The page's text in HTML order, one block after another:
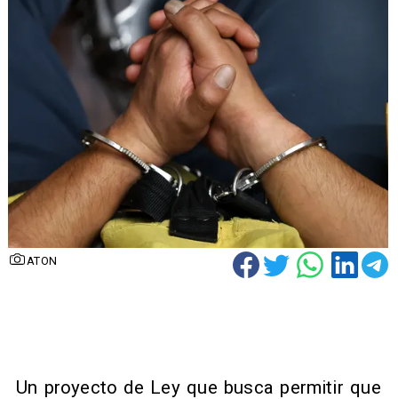
ATON
Un proyecto de Ley que busca permitir que